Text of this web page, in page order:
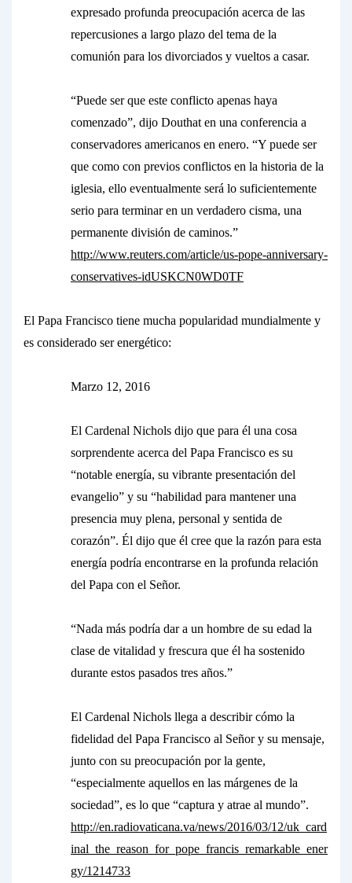
expresado profunda preocupación acerca de las
repercusiones a largo plazo del tema de la
comunión para los divorciados y vueltos a casar.
“Puede ser que este conflicto apenas haya
comenzado”, dijo Douthat en una conferencia a
conservadores americanos en enero. “Y puede ser
que como con previos conflictos en la historia de la
iglesia, ello eventualmente será lo suficientemente
serio para terminar en un verdadero cisma, una
permanente división de caminos.”
http://www.reuters.com/article/us-pope-anniversary-
conservatives-idUSKCN0WD0TF
El Papa Francisco tiene mucha popularidad mundialmente y
es considerado ser energético:
Marzo 12, 2016
El Cardenal Nichols dijo que para él una cosa
sorprendente acerca del Papa Francisco es su
“notable energía, su vibrante presentación del
evangelio” y su “habilidad para mantener una
presencia muy plena, personal y sentida de
corazón”. Él dijo que él cree que la razón para esta
energía podría encontrarse en la profunda relación
del Papa con el Señor.
“Nada más podría dar a un hombre de su edad la
clase de vitalidad y frescura que él ha sostenido
durante estos pasados tres años.”
El Cardenal Nichols llega a describir cómo la
fidelidad del Papa Francisco al Señor y su mensaje,
junto con su preocupación por la gente,
“especialmente aquellos en las márgenes de la
sociedad”, es lo que “captura y atrae al mundo”.
http://en.radiovaticana.va/news/2016/03/12/uk_card
inal_the_reason_for_pope_francis_remarkable_ener
gy/1214733